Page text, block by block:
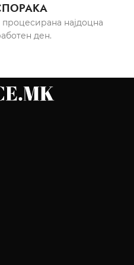
најдоцна
ден.